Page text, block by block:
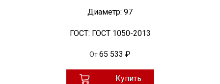
Диаметр: 97
ГОСТ: ГОСТ 1050-2013
От65 533 ₽
Купить